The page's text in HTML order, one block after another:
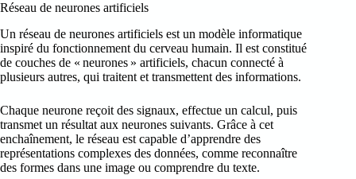
Réseau de neurones artificiels
Un réseau de neurones artificiels est un modèle informatique
inspiré du fonctionnement du cerveau humain. Il est constitué
de couches de « neurones » artificiels, chacun connecté à
plusieurs autres, qui traitent et transmettent des informations.
Chaque neurone reçoit des signaux, effectue un calcul, puis
transmet un résultat aux neurones suivants. Grâce à cet
enchaînement, le réseau est capable d’apprendre des
représentations complexes des données, comme reconnaître
des formes dans une image ou comprendre du texte.